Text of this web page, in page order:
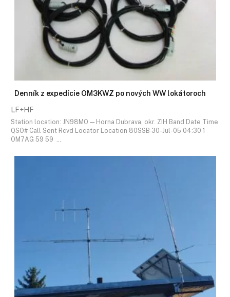
Denník z expedície OM3KWZ po nových WW lokátoroch
LF+HF
Station location: JN98MO — Horna Dubrava, okr. ZIH Band Date Time
QSO# Call Sent Rcvd Locator Location 80SSB 30-Jul-05 04:30 1
OM7AG 59 59 …